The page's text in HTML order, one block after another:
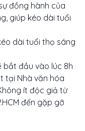
đồng hành của
giúp kéo dài tuổi
dài tuổi thọ sáng
bắt đầu vào lúc 8h
tại Nhà văn hóa
ít độc giả từ
đến gặp gỡ